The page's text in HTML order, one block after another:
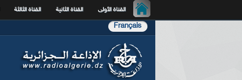
القناة الأولى القناة الثانية القناة الثالثة
Français